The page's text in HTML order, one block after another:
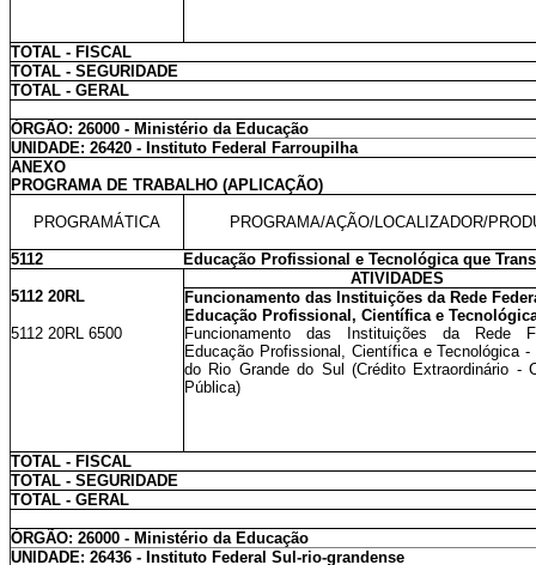
TOTAL - FISCAL
TOTAL - SEGURIDADE
TOTAL - GERAL
ÓRGÃO: 26000 - Ministério da Educação
UNIDADE: 26420 - Instituto Federal Farroupilha
ANEXO
PROGRAMA DE TRABALHO (APLICAÇÃO)
PROGRAMÁTICA PROGRAMA/AÇÃO/LOCALIZADOR/
5112
Educação Profissional e Tecnológica que
ATIVIDADES
5112 20RL
Funcionamento das Instituições da Rede
Educação Profissional, Científica e
5112 20RL 6500
Funcionamento das Instituições da Rede
Educação Profissional, Científica e Tecnológica -
do Rio Grande do Sul (Crédito Extraordinário -
Pública)
TOTAL - FISCAL
TOTAL - SEGURIDADE
TOTAL - GERAL
ÓRGÃO: 26000 - Ministério da Educação
UNIDADE: 26436 - Instituto Federal Sul-rio-grandense